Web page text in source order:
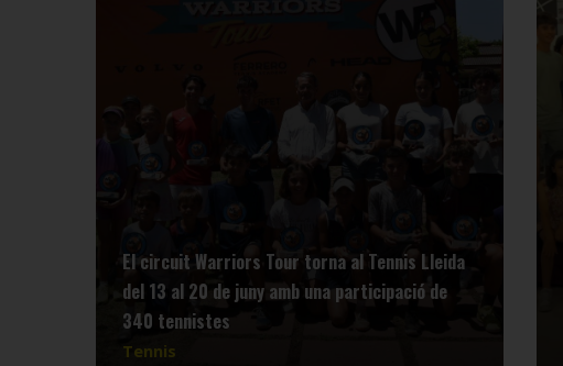
El circuit Warriors Tour torna al Tennis Lleida
del 13 al 20 de juny amb una participació de
340 tennistes
Tennis